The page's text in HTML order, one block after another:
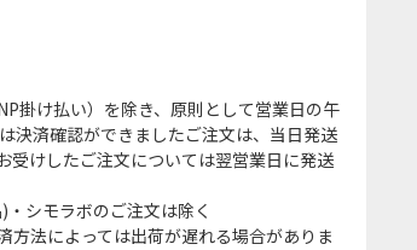
掛け払い）を除き、原則として営業日の午
決済確認ができましたご注文は、当日発送
受けしたご注文については翌営業日に発送
シモラボのご注文は除く
方法によっては出荷が遅れる場合がありま